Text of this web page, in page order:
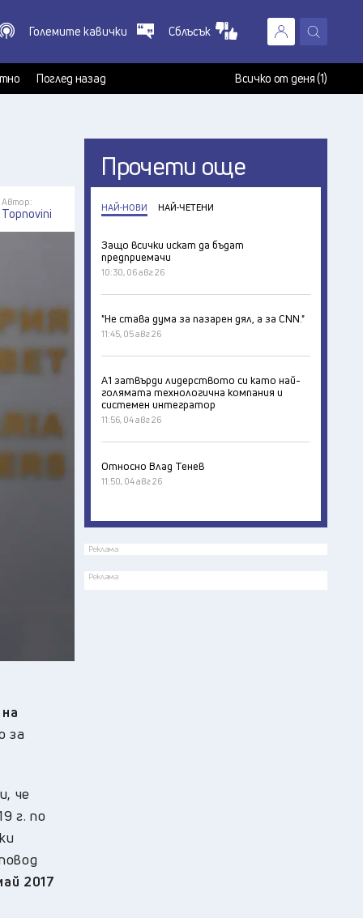
X
Големите кавички Сблъсък
Поглед назад Всичко от деня (1)
Автор:
Topnovini
за
че
г. по
2017
Прочети още
НАЙ-НОВИ НАЙ-ЧЕТЕНИ
Защо всички искат да бъдат
предприемачи
10:30, 06 авг 26
"Не става дума за пазарен дял, а за CNN."
11:45, 05 авг 26
А1 затвърди лидерството си като най-
голямата технологична компания и
системен интегратор
11:56, 04 авг 26
Относно Влад Тенев
11:50, 04 авг 26
Реклама
Реклама